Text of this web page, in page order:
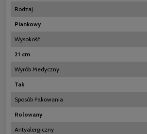
Rodzaj
Piankowy
Wysokość
21 cm
Wyrób Medyczny
Tak
Sposób Pakowania
Rolowany
Antyalergiczny